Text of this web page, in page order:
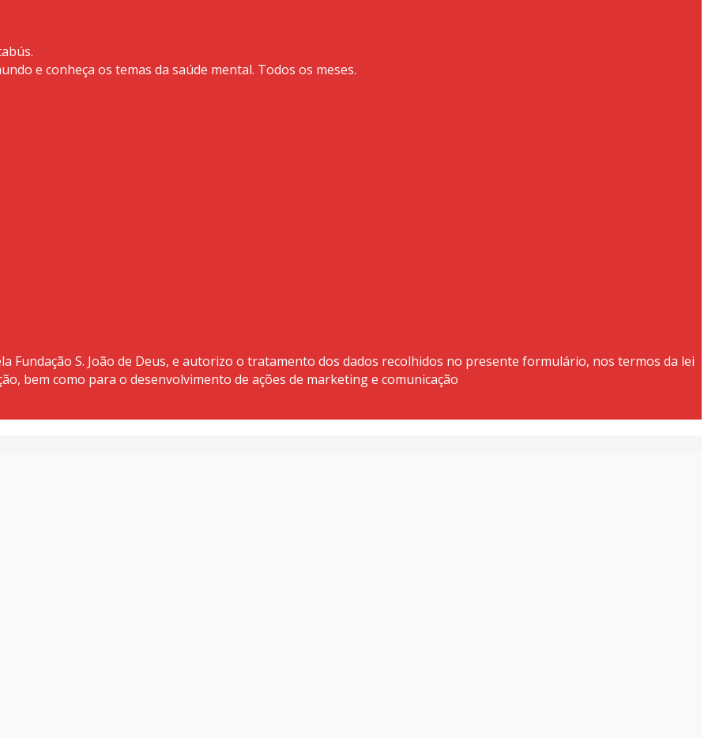
e conheça os temas da saúde mental. Todos os meses.
Fundação S. João de Deus, e autorizo o tratamento dos dados recolhidos no presente formulário, nos termos da lei
bem como para o desenvolvimento de ações de marketing e comunicação